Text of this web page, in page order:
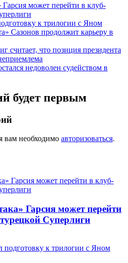
может перейти в клуб-
к трилогии с Яном
Сазонов продолжит карьеру в
считает, что позиция президента
недоволен судейством в
будет первым
вам необходимо авторизоваться.
Гарсия может перейти
Суперлиги